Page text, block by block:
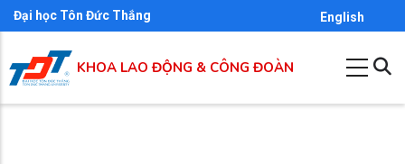
Nhảy
đến
nội
dung
Đại học Tôn Đức Thắng English
KHOA LAO ĐỘNG & CÔNG ĐOÀN